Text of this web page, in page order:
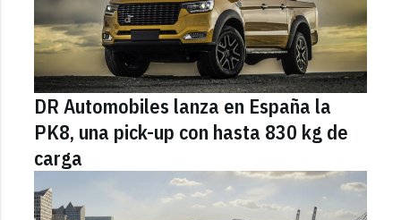
DR Automobiles lanza en España la
PK8, una pick-up con hasta 830 kg de
carga